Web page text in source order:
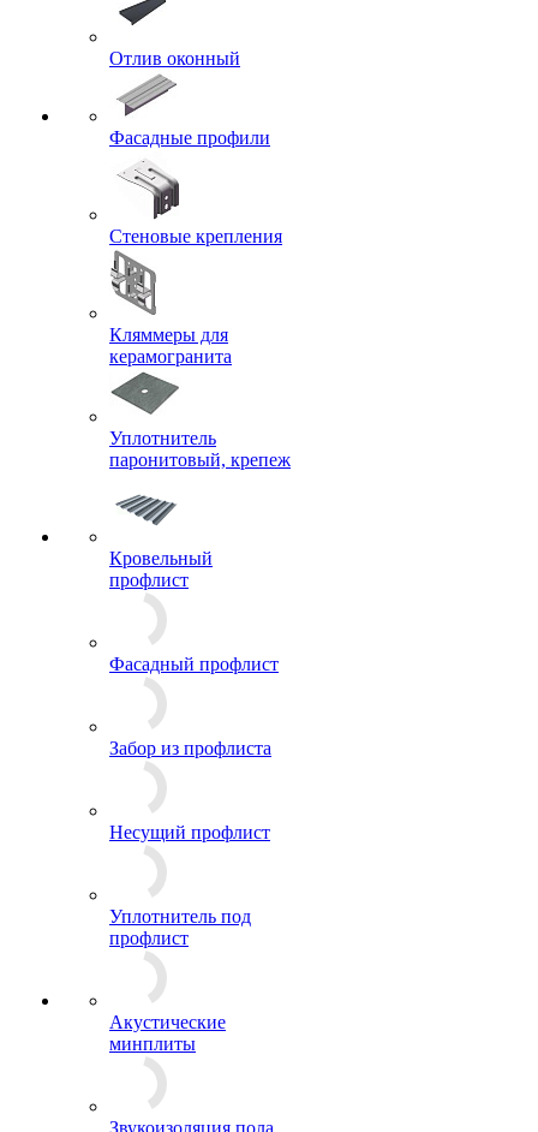
Отлив оконный
Фасадные профили
Стеновые крепления
Кляммеры для
керамогранита
Уплотнитель
паронитовый, крепеж
Кровельный
профлист
Фасадный профлист
Забор из профлиста
Несущий профлист
Уплотнитель под
профлист
Акустические
минплиты